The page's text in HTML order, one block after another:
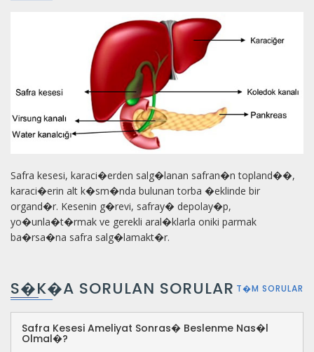
Safra kesesi, karaci�erden salg�lanan safran�n topland��,
karaci�erin alt k�sm�nda bulunan torba �eklinde bir
organd�r. Kesenin g�revi, safray� depolay�p,
yo�unla�t�rmak ve gerekli aral�klarla oniki parmak
ba�rsa�na safra salg�lamakt�r.
S�K�A SORULAN SORULAR T�M SORULAR
Safra Kesesi Ameliyat Sonras� Beslenme Nas�l
Olmal�?